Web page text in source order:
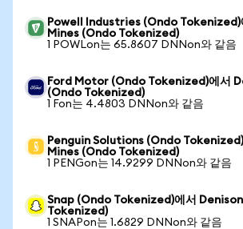
Powell Industries (Ondo Tokenized)
Mines (Ondo Tokenized)
1 POWLon는 65.8607 DNNon와 같음
Ford Motor (Ondo Tokenized)에서
(Ondo Tokenized)
1 Fon는 4.4803 DNNon와 같음
Penguin Solutions (Ondo
Mines (Ondo Tokenized)
1 PENGon는 14.9299 DNNon와 같음
Snap (Ondo Tokenized)에서
Tokenized)
1 SNAPon는 1.6829 DNNon와 같음